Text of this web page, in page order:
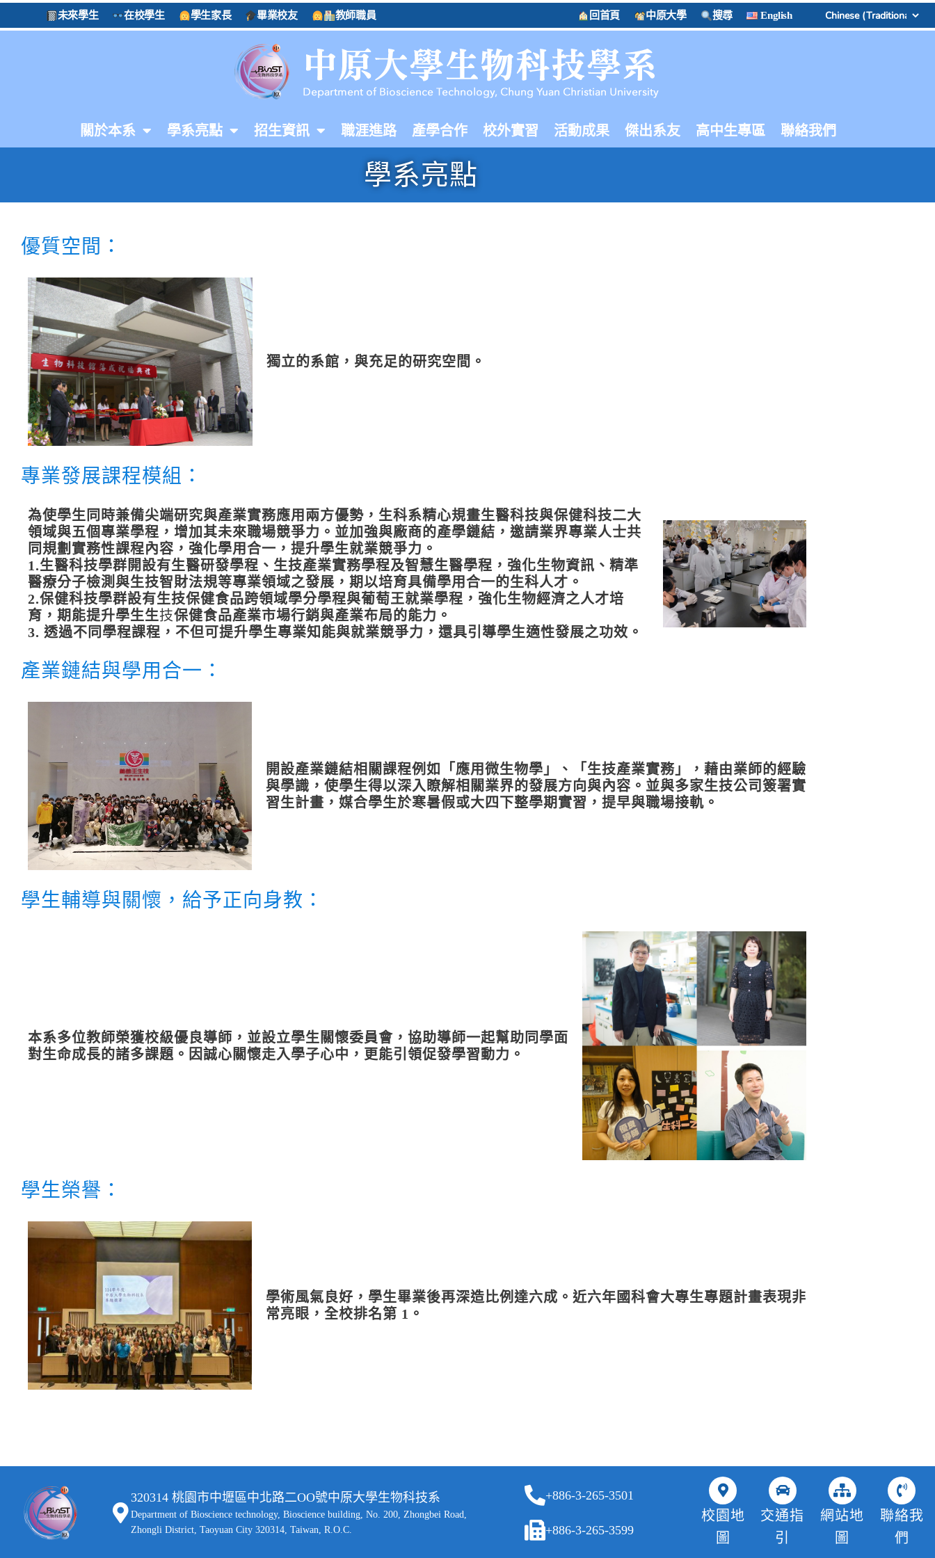
未來學生 在校學生 學生家長 畢業校友 教師職員 回首頁 中原大學 搜尋 English
關於本系 學系亮點 招生資訊 職涯進路 產學合作 校外實習 活動成果 傑出系友 高中生專區 聯絡我們
學系亮點
優質空間：
獨立的系館，與充足的研究空間。
專業發展課程模組：
為使學生同時兼備尖端研究與產業實務應用兩方優勢，生科系精心規畫生醫科技與保健科技二大
領域與五個專業學程，增加其未來職場競爭力。並加強與廠商的產學鏈結，邀請業界專業人士共
同規劃實務性課程內容，強化學用合一，提升學生就業競爭力。
1.生醫科技學群開設有生醫研發學程、生技產業實務學程及智慧生醫學程，強化生物資訊、精準
醫療分子檢測與生技智財法規等專業領域之發展，期以培育具備學用合一的生科人才。
2.保健科技學群設有生技保健食品跨領域學分學程與葡萄王就業學程，強化生物經濟之人才培
育，期能提升學生生技保健食品產業市場行銷與產業布局的能力。
3. 透過不同學程課程，不但可提升學生專業知能與就業競爭力，還具引導學生適性發展之功效。
產業鏈結與學用合一：
開設產業鏈結相關課程例如「應用微生物學」、「生技產業實務」，藉由業師的經驗
與學識，使學生得以深入瞭解相關業界的發展方向與內容。並與多家生技公司簽署實
習生計畫，媒合學生於寒暑假或大四下整學期實習，提早與職場接軌。
學生輔導與關懷，給予正向身教：
本系多位教師榮獲校級優良導師，並設立學生關懷委員會，協助導師一起幫助同學面
對生命成長的諸多課題。因誠心關懷走入學子心中，更能引領促發學習動力。
學生榮譽：
學術風氣良好，學生畢業後再深造比例達六成。近六年國科會大專生專題計畫表現非
常亮眼，全校排名第 1。
320314 桃園市中壢區中北路二OO號中原大學生物科技系
Department of Bioscience technology, Bioscience building, No. 200, Zhongbei Road,
Zhongli District, Taoyuan City 320314, Taiwan, R.O.C.
+886-3-265-3501
+886-3-265-3599
校園地
圖
交通指
引
網站地
圖
聯絡我
們